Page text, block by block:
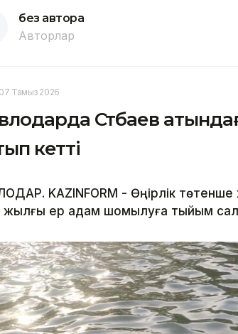
без автора
Авторлар
Тамыз 2026
Сәтбаев
кетті
KAZINFORM - Өңірлік
жылғы ер адам шомылуға тыйым